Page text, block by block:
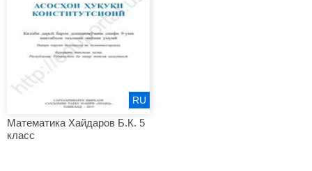
Математика Хайдаров Б.К. 5
класс
RU